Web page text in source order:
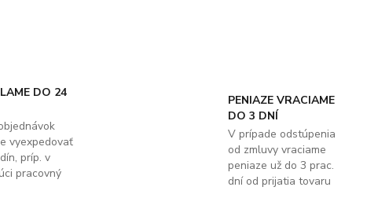
DO 24
vyexpedovať
príp. v
pracovný
PENIAZE VRACIAME
DO 3 DNÍ
V prípade odstúpenia
od zmluvy vraciame
peniaze už do 3 prac.
dní od prijatia tovaru